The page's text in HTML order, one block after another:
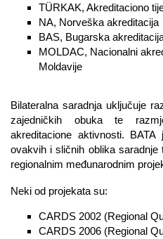
TÜRKAK, Akreditaciono
NA, Norveška akreditacija
BAS, Bugarska
MOLDAC, Nacionalni
Moldavije
Bilateralna saradnja uključuje
zajedničkih obuka te
akreditacione aktivnosti.
ovakvih i sličnih oblika
regionalnim međunarodnim
Neki od projekata su:
CARDS 2002 (Regional
CARDS 2006 (Regional